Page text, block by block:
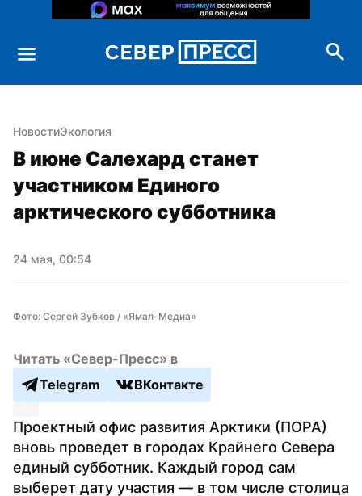
НовостиЭкология
В июне Салехард станет
участником Единого
арктического субботника
24 мая, 00:54
Фото: Сергей Зубков / «Ямал-Медиа»
Читать «Север-Пресс» в
Telegram
ВКонтакте
Проектный офис развития Арктики (ПОРА)
вновь проведет в городах Крайнего Севера
единый субботник. Каждый город сам
выберет дату участия — в том числе столица